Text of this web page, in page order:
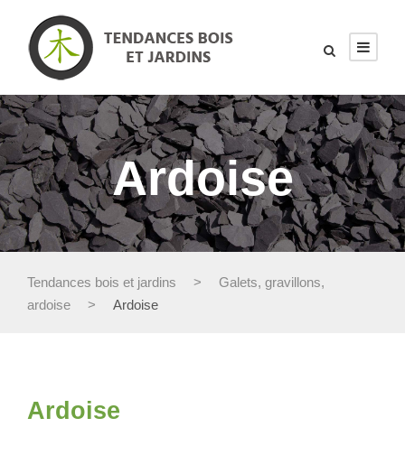
Ardoise
Tendances bois et jardins >
Galets, gravillons,
ardoise
> Ardoise
Ardoise